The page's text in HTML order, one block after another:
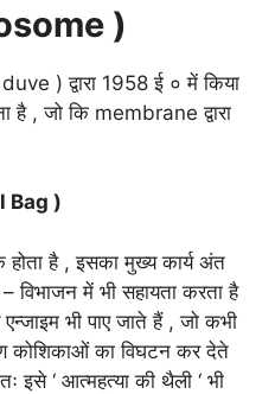
)
) द्वारा 1958 ई ० में किया
है , जो कि membrane द्वारा
Bag )
है , इसका मुख्य कार्य अंत
विभाजन में भी सहायता करता है
भी पाए जाते हैं , जो कभी
कोशिकाओं का विघटन कर देते
इसे ‘ आत्महत्या की थैली ‘ भी